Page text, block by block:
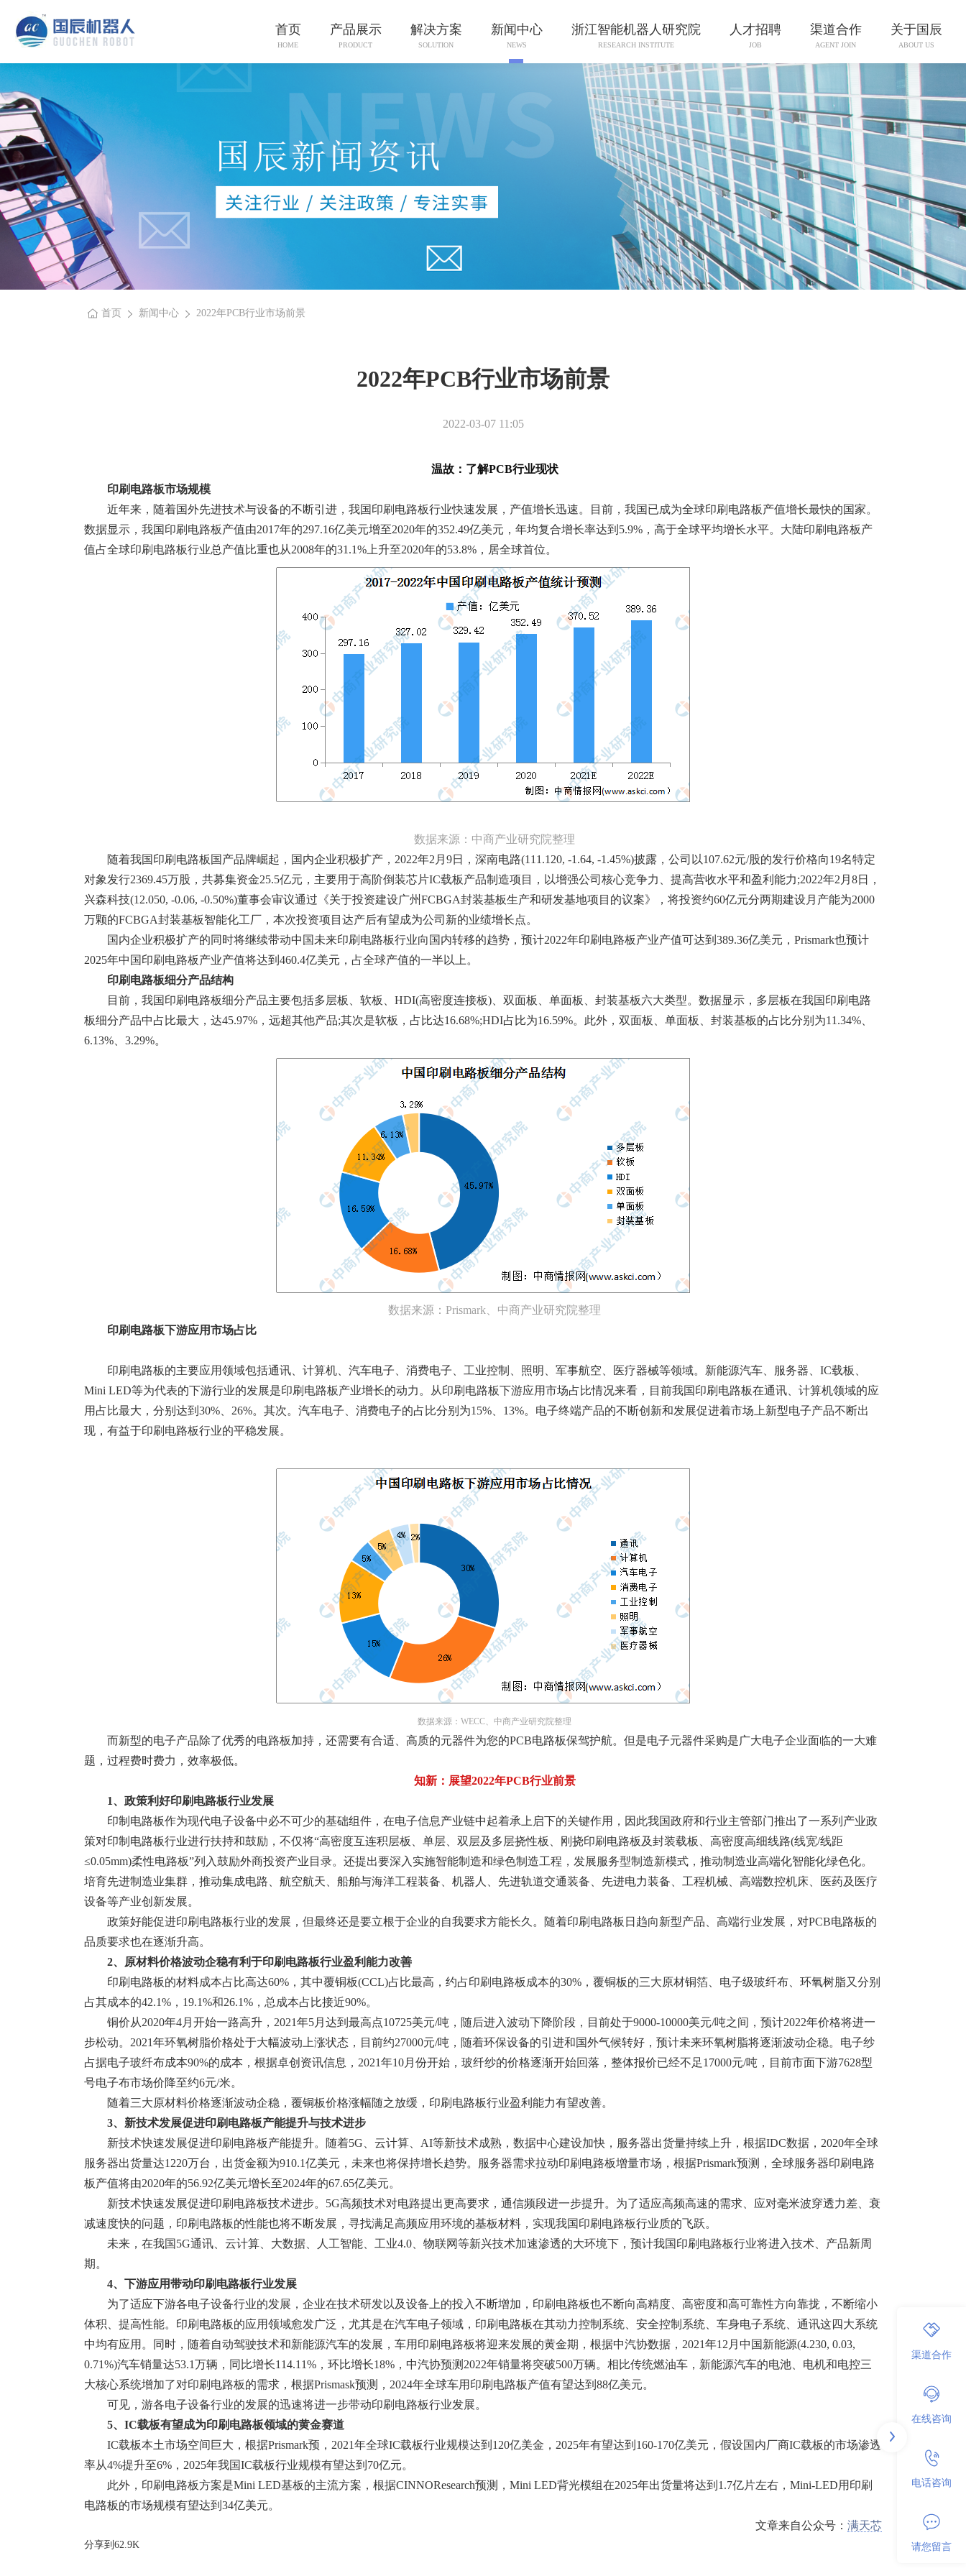
首页
HOME
产品展示
PRODUCT
解决方案
SOLUTION
新闻中心
NEWS
浙江智能机器人研究院
RESEARCH INSTITUTE
人才招聘
JOB
渠道合作
AGENT JOIN
关于国辰
ABOUT US
首页 新闻中心 2022年PCB行业市场前景
2022年PCB行业市场前景
2022-03-07 11:05
温故：了解PCB行业现状
印刷电路板市场规模
近年来，随着国外先进技术与设备的不断引进，我国印刷电路板行业快速发展，产值增长迅速。目前，我国已成为全球印刷电路板产值增长最快的国家。
数据显示，我国印刷电路板产值由2017年的297.16亿美元增至2020年的352.49亿美元，年均复合增长率达到5.9%，高于全球平均增长水平。大陆印刷电路板产
值占全球印刷电路板行业总产值比重也从2008年的31.1%上升至2020年的53.8%，居全球首位。
数据来源：中商产业研究院整理
随着我国印刷电路板国产品牌崛起，国内企业积极扩产，2022年2月9日，深南电路(111.120, -1.64, -1.45%)披露，公司以107.62元/股的发行价格向19名特定
对象发行2369.45万股，共募集资金25.5亿元，主要用于高阶倒装芯片IC载板产品制造项目，以增强公司核心竞争力、提高营收水平和盈利能力;2022年2月8日，
兴森科技(12.050, -0.06, -0.50%)董事会审议通过《关于投资建设广州FCBGA封装基板生产和研发基地项目的议案》，将投资约60亿元分两期建设月产能为2000
万颗的FCBGA封装基板智能化工厂，本次投资项目达产后有望成为公司新的业绩增长点。
国内企业积极扩产的同时将继续带动中国未来印刷电路板行业向国内转移的趋势，预计2022年印刷电路板产业产值可达到389.36亿美元，Prismark也预计
2025年中国印刷电路板产业产值将达到460.4亿美元，占全球产值的一半以上。
印刷电路板细分产品结构
目前，我国印刷电路板细分产品主要包括多层板、软板、HDI(高密度连接板)、双面板、单面板、封装基板六大类型。数据显示，多层板在我国印刷电路
板细分产品中占比最大，达45.97%，远超其他产品;其次是软板，占比达16.68%;HDI占比为16.59%。此外，双面板、单面板、封装基板的占比分别为11.34%、
6.13%、3.29%。
数据来源：Prismark、中商产业研究院整理
印刷电路板下游应用市场占比
印刷电路板的主要应用领域包括通讯、计算机、汽车电子、消费电子、工业控制、照明、军事航空、医疗器械等领域。新能源汽车、服务器、IC载板、
Mini LED等为代表的下游行业的发展是印刷电路板产业增长的动力。从印刷电路板下游应用市场占比情况来看，目前我国印刷电路板在通讯、计算机领域的应
用占比最大，分别达到30%、26%。其次。汽车电子、消费电子的占比分别为15%、13%。电子终端产品的不断创新和发展促进着市场上新型电子产品不断出
现，有益于印刷电路板行业的平稳发展。
数据来源：WECC、中商产业研究院整理
而新型的电子产品除了优秀的电路板加持，还需要有合适、高质的元器件为您的PCB电路板保驾护航。但是电子元器件采购是广大电子企业面临的一大难
题，过程费时费力，效率极低。
知新：展望2022年PCB行业前景
1、政策利好印刷电路板行业发展
印制电路板作为现代电子设备中必不可少的基础组件，在电子信息产业链中起着承上启下的关键作用，因此我国政府和行业主管部门推出了一系列产业政
策对印制电路板行业进行扶持和鼓励，不仅将“高密度互连积层板、单层、双层及多层挠性板、刚挠印刷电路板及封装载板、高密度高细线路(线宽/线距
≤0.05mm)柔性电路板”列入鼓励外商投资产业目录。还提出要深入实施智能制造和绿色制造工程，发展服务型制造新模式，推动制造业高端化智能化绿色化。
培育先进制造业集群，推动集成电路、航空航天、船舶与海洋工程装备、机器人、先进轨道交通装备、先进电力装备、工程机械、高端数控机床、医药及医疗
设备等产业创新发展。
政策好能促进印刷电路板行业的发展，但最终还是要立根于企业的自我要求方能长久。随着印刷电路板日趋向新型产品、高端行业发展，对PCB电路板的
品质要求也在逐渐升高。
2、原材料价格波动企稳有利于印刷电路板行业盈利能力改善
印刷电路板的材料成本占比高达60%，其中覆铜板(CCL)占比最高，约占印刷电路板成本的30%，覆铜板的三大原材铜箔、电子级玻纤布、环氧树脂又分别
占其成本的42.1%，19.1%和26.1%，总成本占比接近90%。
铜价从2020年4月开始一路高升，2021年5月达到最高点10725美元/吨，随后进入波动下降阶段，目前处于9000-10000美元/吨之间，预计2022年价格将进一
步松动。2021年环氧树脂价格处于大幅波动上涨状态，目前约27000元/吨，随着环保设备的引进和国外气候转好，预计未来环氧树脂将逐渐波动企稳。电子纱
占据电子玻纤布成本90%的成本，根据卓创资讯信息，2021年10月份开始，玻纤纱的价格逐渐开始回落，整体报价已经不足17000元/吨，目前市面下游7628型
号电子布市场价降至约6元/米。
随着三大原材料价格逐渐波动企稳，覆铜板价格涨幅随之放缓，印刷电路板行业盈利能力有望改善。
3、新技术发展促进印刷电路板产能提升与技术进步
新技术快速发展促进印刷电路板产能提升。随着5G、云计算、AI等新技术成熟，数据中心建设加快，服务器出货量持续上升，根据IDC数据，2020年全球
服务器出货量达1220万台，出货金额为910.1亿美元，未来也将保持增长趋势。服务器需求拉动印刷电路板增量市场，根据Prismark预测，全球服务器印刷电路
板产值将由2020年的56.92亿美元增长至2024年的67.65亿美元。
新技术快速发展促进印刷电路板技术进步。5G高频技术对电路提出更高要求，通信频段进一步提升。为了适应高频高速的需求、应对毫米波穿透力差、衰
减速度快的问题，印刷电路板的性能也将不断发展，寻找满足高频应用环境的基板材料，实现我国印刷电路板行业质的飞跃。
未来，在我国5G通讯、云计算、大数据、人工智能、工业4.0、物联网等新兴技术加速渗透的大环境下，预计我国印刷电路板行业将进入技术、产品新周
期。
4、下游应用带动印刷电路板行业发展
为了适应下游各电子设备行业的发展，企业在技术研发以及设备上的投入不断增加，印刷电路板也不断向高精度、高密度和高可靠性方向靠拢，不断缩小
体积、提高性能。印刷电路板的应用领域愈发广泛，尤其是在汽车电子领域，印刷电路板在其动力控制系统、安全控制系统、车身电子系统、通讯这四大系统
中均有应用。同时，随着自动驾驶技术和新能源汽车的发展，车用印刷电路板将迎来发展的黄金期，根据中汽协数据，2021年12月中国新能源(4.230, 0.03,
0.71%)汽车销量达53.1万辆，同比增长114.11%，环比增长18%，中汽协预测2022年销量将突破500万辆。相比传统燃油车，新能源汽车的电池、电机和电控三
大核心系统增加了对印刷电路板的需求，根据Prismask预测，2024年全球车用印刷电路板产值有望达到88亿美元。
可见，游各电子设备行业的发展的迅速将进一步带动印刷电路板行业发展。
5、IC载板有望成为印刷电路板领域的黄金赛道
IC载板本土市场空间巨大，根据Prismark预，2021年全球IC载板行业规模达到120亿美金，2025年有望达到160-170亿美元，假设国内厂商IC载板的市场渗透
率从4%提升至6%，2025年我国IC载板行业规模有望达到70亿元。
此外，印刷电路板方案是Mini LED基板的主流方案，根据CINNOResearch预测，Mini LED背光模组在2025年出货量将达到1.7亿片左右，Mini-LED用印刷
电路板的市场规模有望达到34亿美元。
文章来自公众号： 满天芯
分享到 62.9K
渠道合作
在线咨询
电话咨询
请您留言